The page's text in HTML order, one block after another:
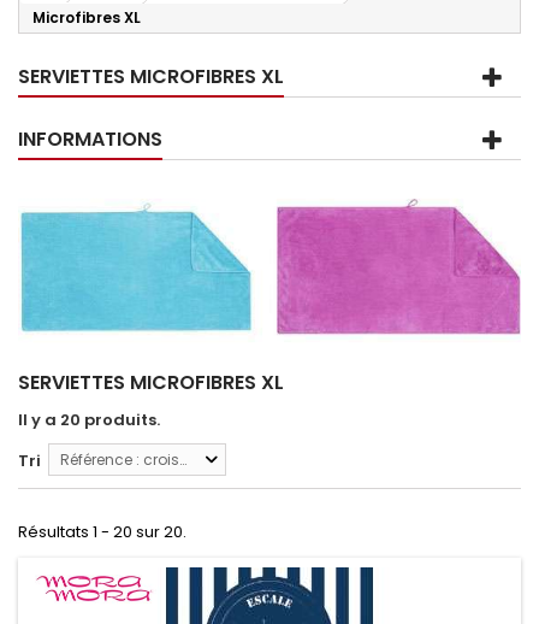
Microfibres XL
SERVIETTES MICROFIBRES XL
INFORMATIONS
SERVIETTES MICROFIBRES XL
Il y a 20 produits.
Tri
Référence : croissante
Résultats 1 - 20 sur 20.